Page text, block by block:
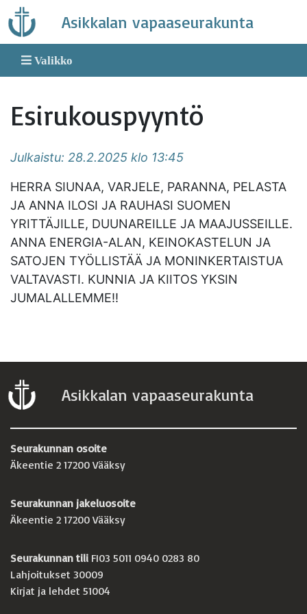
Skip
to
content
Asikkalan vapaaseurakunta
Valikko
Esirukouspyyntö
Julkaistu: 28.2.2025 klo 13:45
HERRA SIUNAA, VARJELE, PARANNA, PELASTA
JA ANNA ILOSI JA RAUHASI SUOMEN
YRITTÄJILLE, DUUNAREILLE JA MAAJUSSEILLE.
ANNA ENERGIA-ALAN, KEINOKASTELUN JA
SATOJEN TYÖLLISTÄÄ JA MONINKERTAISTUA
VALTAVASTI. KUNNIA JA KIITOS YKSIN
JUMALALLEMME!!
Asikkalan vapaaseurakunta
Seurakunnan osoite
Äkeentie 2 17200 Vääksy
Seurakunnan jakeluosoite
Äkeentie 2 17200 Vääksy
Seurakunnan tili FI03 5011 0940 0283 80
Lahjoitukset 30009
Kirjat ja lehdet 51004